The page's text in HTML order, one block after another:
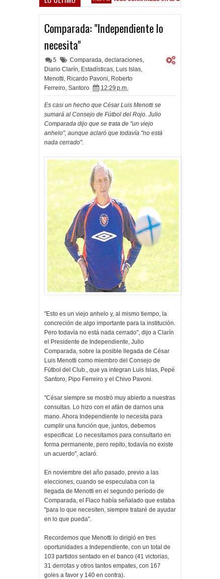
Comparada: "Independiente lo
necesita"
5 Comparada, declaraciones,
Diario Clarín, Estadísticas, Luis Islas,
Menotti, Ricardo Pavoni, Roberto
Ferreiro, Santoro 12:29 p.m.
Es casi un hecho que César Luis Menotti se
sumará al Consejo de Fútbol del Rojo. Julio
Comparada dijo que se trata de "un viejo
anhelo", aunque aclaró que todavía "no está
nada cerrado".
"Esto es un viejo anhelo y, al mismo tiempo, la
concreción de algo importante para la institución.
Pero todavía no está nada cerrado", dijo a Clarín
el Presidente de Independiente, Julio
Comparada, sobre la posible llegada de César
Luis Menotti como miembro del Consejo de
Fútbol del Club., que ya integran Luis Islas, Pepé
Santoro, Pipo Ferreiro y el Chivo Pavoni.
"César siempre se mostró muy abierto a nuestras
consultas. Lo hizo con el afán de darnos una
mano. Ahora Independiente lo necesita para
cumplir una función que, juntos, debemos
especificar. Lo necesitamos para consultarlo en
forma permanente, pero repito, todavía no existe
un acuerdo", aclaró.
En noviembre del año pasado, previo a las
elecciones, cuando se especulaba con la
llegada de Menotti en el segundo período de
Comparada, el Flaco había señalado que estaba
"para lo que necesiten, siempre trataré de ayudar
en lo que pueda".
Recordemos que Menotti lo dirigió en tres
oportunidades a Independiente, con un total de
103 partidos sentado en el banco (41 victorias,
31 derrotas y otros tantos empates, con 167
goles a favor y 140 en contra).